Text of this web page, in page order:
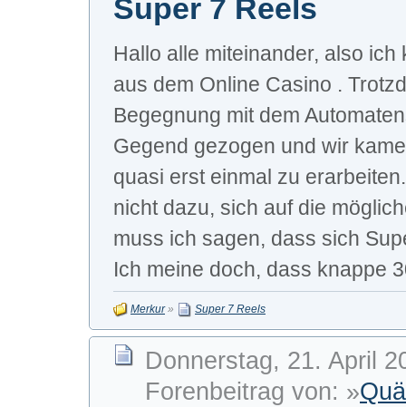
Super 7 Reels
Hallo alle miteinander, also
aus dem Online Casino .
Begegnung mit dem
Gegend gezogen und wir
quasi erst einmal zu
nicht dazu, sich auf die
muss ich sagen, dass sich
Ich meine doch, dass knappe
Merkur» Super 7 Reels
Donnerstag, 21. April
Forenbeitrag von: »